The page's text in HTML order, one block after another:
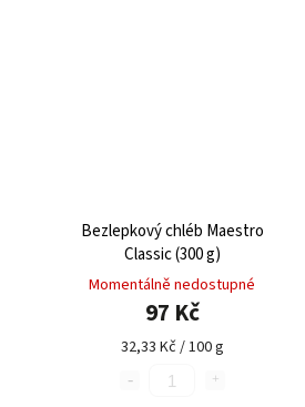
Bezlepkový chléb Maestro
Classic (300 g)
Momentálně nedostupné
97 Kč
32,33 Kč / 100 g